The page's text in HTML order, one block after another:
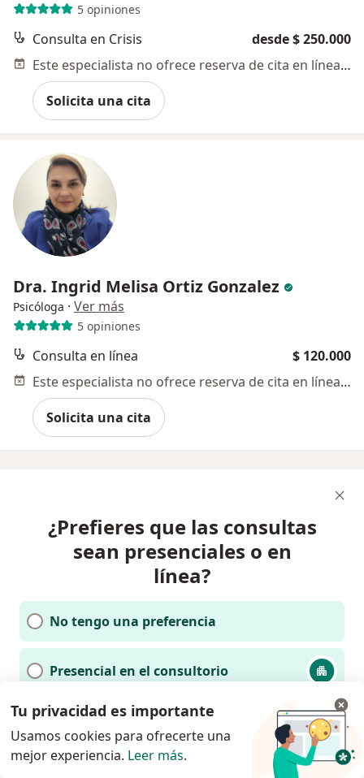
5 opiniones
Consulta en Crisis
desde $ 250.000
Este especialista no ofrece reserva de cita en línea en esta dirección.
Solicita una cita
Dra. Ingrid Melisa Ortiz Gonzalez
Psicóloga · Ver más
5 opiniones
Consulta en línea
$ 120.000
Este especialista no ofrece reserva de cita en línea en esta dirección.
Solicita una cita
¿Prefieres que las consultas
sean presenciales o en
línea?
No tengo una preferencia
Presencial en el consultorio
Tu privacidad es importante
Usamos cookies para ofrecerte una
mejor experiencia. Leer más.